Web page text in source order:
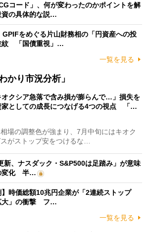
コード」、何が変わったのかポイントを解
の具体的な説…
GPIFをめぐる片山財務相の「円資産への投
紋 「国債重視」…
一覧を見る
かり市況分析」
オクシア急落で含み損が膨らんで…」損失を
家としての成長につなげる4つの視点 「…
場の調整色が強まり、7月中旬にはキオク
がストップ安をつけるな…
新、ナスダック・S&P500は足踏み」が意味
変化 半…
】時価総額10兆円企業が「2連続ストップ
大」の衝撃 フ…
一覧を見る